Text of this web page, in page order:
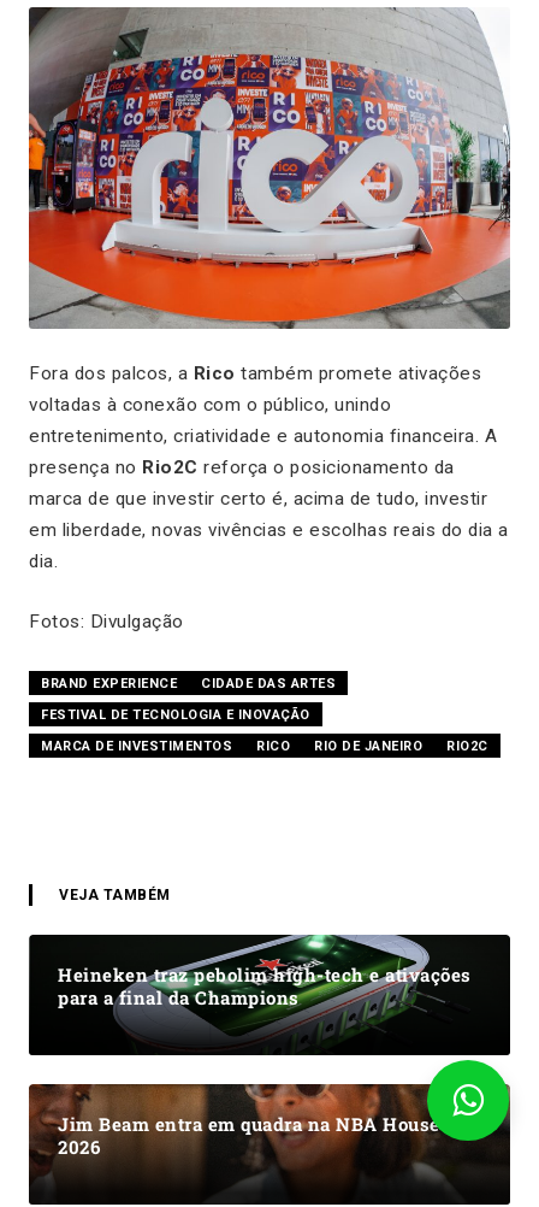
Fora dos palcos, a Rico também promete ativações
voltadas à conexão com o público, unindo
entretenimento, criatividade e autonomia financeira. A
presença no Rio2C reforça o posicionamento da
marca de que investir certo é, acima de tudo, investir
em liberdade, novas vivências e escolhas reais do dia a
dia.
Fotos: Divulgação
BRAND EXPERIENCE
CIDADE DAS ARTES
FESTIVAL DE TECNOLOGIA E INOVAÇÃO
MARCA DE INVESTIMENTOS
RICO RIO DE JANEIRO RIO2C
VEJA TAMBÉM
Heineken traz pebolim high-tech e ativações
para a final da Champions
Jim Beam entra em quadra na NBA House
2026